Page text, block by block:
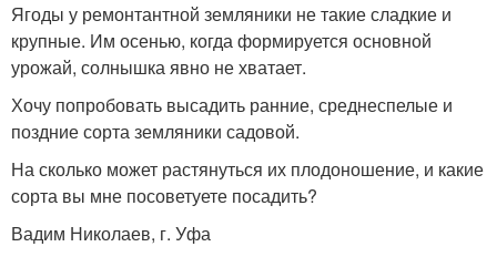
Ягоды у ремонтантной земляники не такие сладкие и
крупные. Им осенью, когда формируется основной
урожай, солнышка явно не хватает.
Хочу попробовать высадить ранние, среднеспелые и
поздние сорта земляники садовой.
На сколько может растянуться их плодоношение, и какие
сорта вы мне посоветуете посадить?
Вадим Николаев, г. Уфа